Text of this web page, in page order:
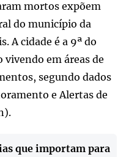
mortos expõem
do município da
A cidade é a 9ª do
vivendo em áreas de
segundo dados
e Alertas de
que importam para